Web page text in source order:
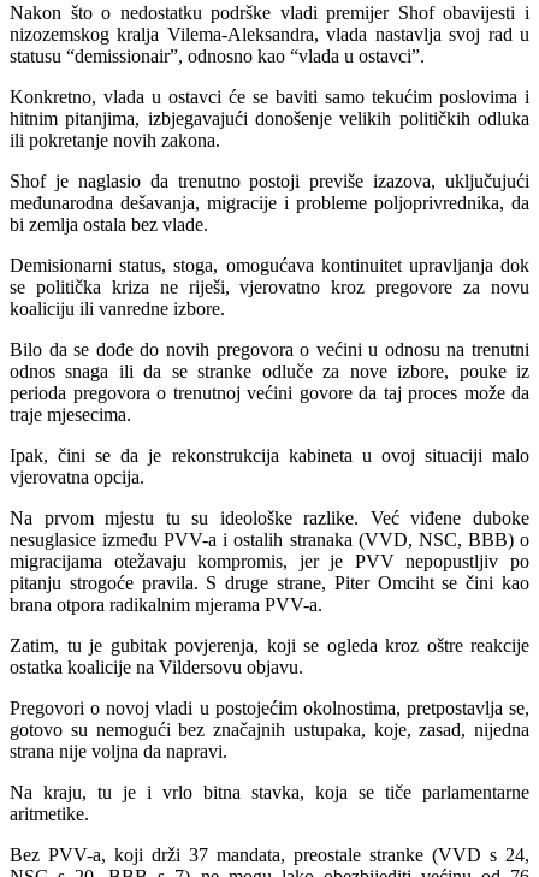
Nakon što o nedostatku podrške vladi premijer Shof obavijesti i
nizozemskog kralja Vilema-Aleksandra, vlada nastavlja svoj rad u
statusu “demissionair”, odnosno kao “vlada u ostavci”.
Konkretno, vlada u ostavci će se baviti samo tekućim poslovima i
hitnim pitanjima, izbjegavajući donošenje velikih političkih odluka
ili pokretanje novih zakona.
Shof je naglasio da trenutno postoji previše izazova, uključujući
međunarodna dešavanja, migracije i probleme poljoprivrednika, da
bi zemlja ostala bez vlade.
Demisionarni status, stoga, omogućava kontinuitet upravljanja dok
se politička kriza ne riješi, vjerovatno kroz pregovore za novu
koaliciju ili vanredne izbore.
Bilo da se dođe do novih pregovora o većini u odnosu na trenutni
odnos snaga ili da se stranke odluče za nove izbore, pouke iz
perioda pregovora o trenutnoj većini govore da taj proces može da
traje mjesecima.
Ipak, čini se da je rekonstrukcija kabineta u ovoj situaciji malo
vjerovatna opcija.
Na prvom mjestu tu su ideološke razlike. Već viđene duboke
nesuglasice između PVV-a i ostalih stranaka (VVD, NSC, BBB) o
migracijama otežavaju kompromis, jer je PVV nepopustljiv po
pitanju strogoće pravila. S druge strane, Piter Omciht se čini kao
brana otpora radikalnim mjerama PVV-a.
Zatim, tu je gubitak povjerenja, koji se ogleda kroz oštre reakcije
ostatka koalicije na Vildersovu objavu.
Pregovori o novoj vladi u postojećim okolnostima, pretpostavlja se,
gotovo su nemogući bez značajnih ustupaka, koje, zasad, nijedna
strana nije voljna da napravi.
Na kraju, tu je i vrlo bitna stavka, koja se tiče parlamentarne
aritmetike.
Bez PVV-a, koji drži 37 mandata, preostale stranke (VVD s 24,